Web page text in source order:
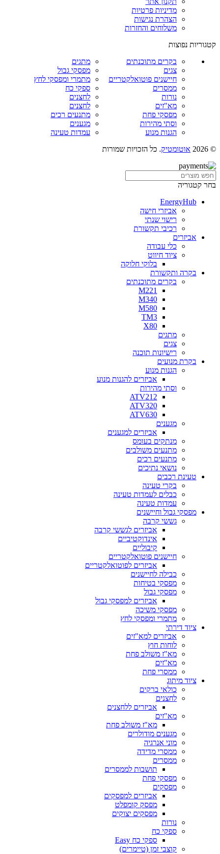
מדיניות פרטיות
הצהרת נגישות
משלוחים והחזרות
קטגוריות נפוצות
בקרים מתוכנתים
מתגים
צגים
מפסקי גבול
חיישנים פוטואלקטריים
מתמרי ומפסקי לחץ
ממסרים
ספקי כח
נורות
לחצנים
מא"זים
לחצנים
מפסקי פחת
מתנעים רכים
וסתי מהירות
מגענים
הגנות מנוע
עמדות טעינה
© 2026
אוטומטיק. כל הזכויות שמורות
בחר קטגוריה
EnergyHub
אביזרי חישה
רישוי שנתי
רכיבי תקשורת
אביזרים
כלי עבודה
ציוד חיווט
בלוקי חלוקה
בקרה ותקשורת
בקרים מתוכנתים
M221
M340
M580
TM3
X80
מתגים
צגים
רישיונות תוכנה
בקרת מנועים
הגנות מנוע
אביזרים להגנות מנוע
וסתי מהירות
ATV212
ATV320
ATV630
מגענים
אביזרים למגענים
מנתקים בעומס
מתנעים משולבים
מתנעים רכים
נושאי נתיכים
טעינת רכבים
בקרי טעינה
כבלים לעמדות טעינה
עמדות טעינה
מפסקי גבול וחיישנים
גששי קרבה
אביזרים לגששי קרבה
אינדוקטיביים
קיבוליים
חיישנים פוטואלקטריים
אביזרים לפוטואלקטריים
כבילה לחיישנים
מפסקי בטיחות
מפסקי גבול
אביזרים למפסקי גבול
מפסקי משיכה
מתמרי ומפסקי לחץ
ציוד דירתי
אביזרים למא"זים
לוחות חוץ
מא"ז משולב פחת
מא"זים
ממסרי פחת
ציוד מיתוג
כולאי ברקים
לחצנים
אביזרים ללחצנים
מא"זים
מא"ז משולב פחת
מגענים מודולרים
מוני אנרגיה
ממסרי מדידה
ממסרים
תושבות לממסרים
מפסקי פחת
מפסקים
אביזרים למפסקים
מפסק קומפלט
מפסקים יצוקים
נורות
ספקי כח
ספקי כח Easy
קוצבי זמן (טיימרים)